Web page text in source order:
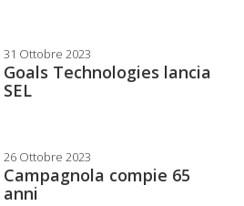
31 Ottobre 2023
Goals Technologies lancia
SEL
26 Ottobre 2023
Campagnola compie 65
anni